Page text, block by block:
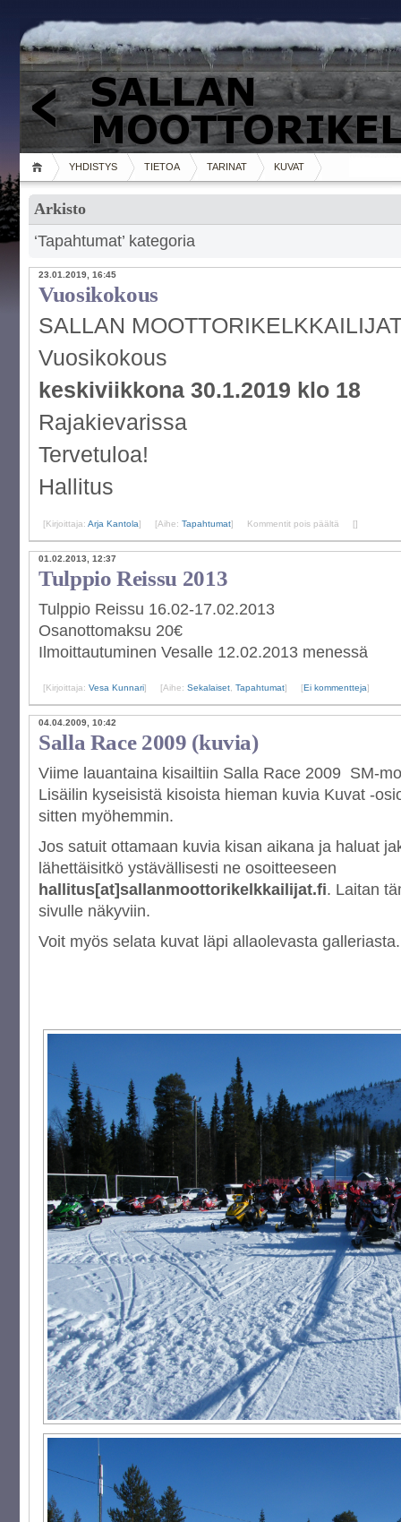
YHDISTYS TIETOA TARINAT KUVAT
Arkisto
‘Tapahtumat’ kategoria
23.01.2019, 16:45
Vuosikokous
SALLAN
Vuosikokous
keskiviikkona 30.1.2019 klo 18
Rajakievarissa
Tervetuloa!
Hallitus
[Kirjoittaja: Arja Kantola] [Aihe: Tapahtumat] [
Kommentit pois päältä artikkelissa
]
01.02.2013, 12:37
Tulppio Reissu 2013
Tulppio Reissu 16.02-17.02.2013
Osanottomaksu 20€
Ilmoittautuminen Vesalle 12.02.2013 menessä
[Kirjoittaja: Vesa Kunnari] [Aihe: Sekalaiset Tapahtumat] [Ei kommentteja]
04.04.2009, 10:42
Salla Race 2009 (kuvia)
Viime lauantaina kisailtiin Salla Race 2009 SM-
Lisäilin kyseisistä kisoista hieman kuvia Kuvat -
sitten myöhemmin.
Jos satuit ottamaan kuvia kisan aikana ja haluat
lähettäisitkö ystävällisesti ne osoitteeseen
hallitus[at]sallanmoottorikelkkailijat.fi. Laitan
sivulle näkyviin.
Voit myös selata kuvat läpi allaolevasta galleriasta.